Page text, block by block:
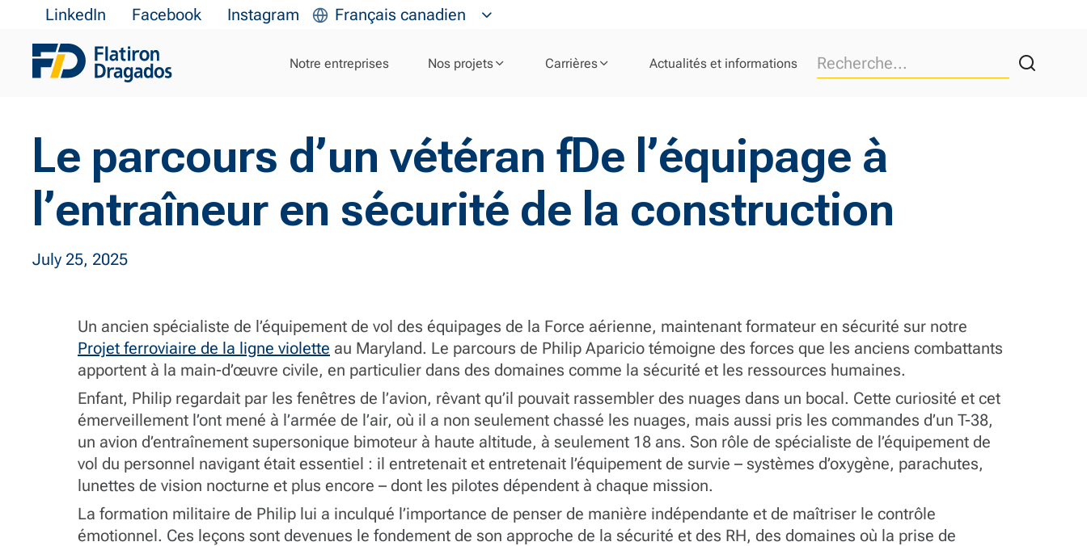
LinkedIn Facebook Instagram Français canadien
Notre entreprises Nos projets Carrières Actualités et informations
Le parcours d’un vétéran fDe l’équipage à
l’entraîneur en sécurité de la construction
July 25, 2025
Un ancien spécialiste de l’équipement de vol des équipages de la Force aérienne, maintenant formateur en sécurité sur notre
Projet ferroviaire de la ligne violette au Maryland. Le parcours de Philip Aparicio témoigne des forces que les anciens combattants
apportent à la main-d’œuvre civile, en particulier dans des domaines comme la sécurité et les ressources humaines.
Enfant, Philip regardait par les fenêtres de l’avion, rêvant qu’il pouvait rassembler des nuages dans un bocal. Cette curiosité et cet
émerveillement l’ont mené à l’armée de l’air, où il a non seulement chassé les nuages, mais aussi pris les commandes d’un T-38,
un avion d’entraînement supersonique bimoteur à haute altitude, à seulement 18 ans. Son rôle de spécialiste de l’équipement de
vol du personnel navigant était essentiel : il entretenait et entretenait l’équipement de survie – systèmes d’oxygène, parachutes,
lunettes de vision nocturne et plus encore – dont les pilotes dépendent à chaque mission.
La formation militaire de Philip lui a inculqué l’importance de penser de manière indépendante et de maîtriser le contrôle
émotionnel. Ces leçons sont devenues le fondement de son approche de la sécurité et des RH, des domaines où la prise de